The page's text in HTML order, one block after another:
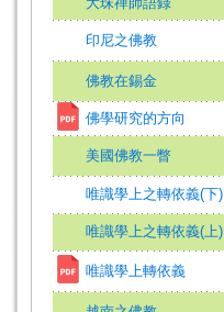
印尼之佛教
佛教在錫金
佛學研究的方向
美國佛教一瞥
唯識學上之轉依義(下)
唯識學上之轉依義(上)
唯識學上轉依義